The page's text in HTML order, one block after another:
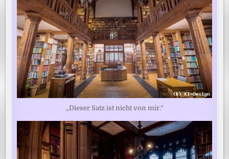
„Dieser Satz ist nicht von mir.“